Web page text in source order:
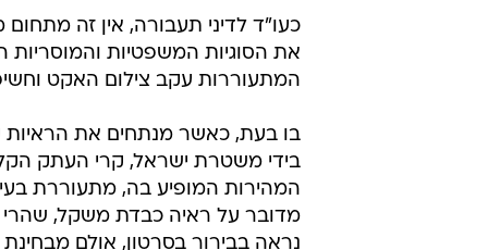
מבצעת בו מין אוראלי תוך כדי
רב, והסרטון הבעיר את הרשת.
,שהעתק מהקלטת הגיעה לידיה,
להאשים את הבחור המצולם
במהירות של 140 קמ"ש.
המהירות, ועל בסיס זה, ובהתאם
בחרה משטרת ישראל לבסס את
את כתב האישום.